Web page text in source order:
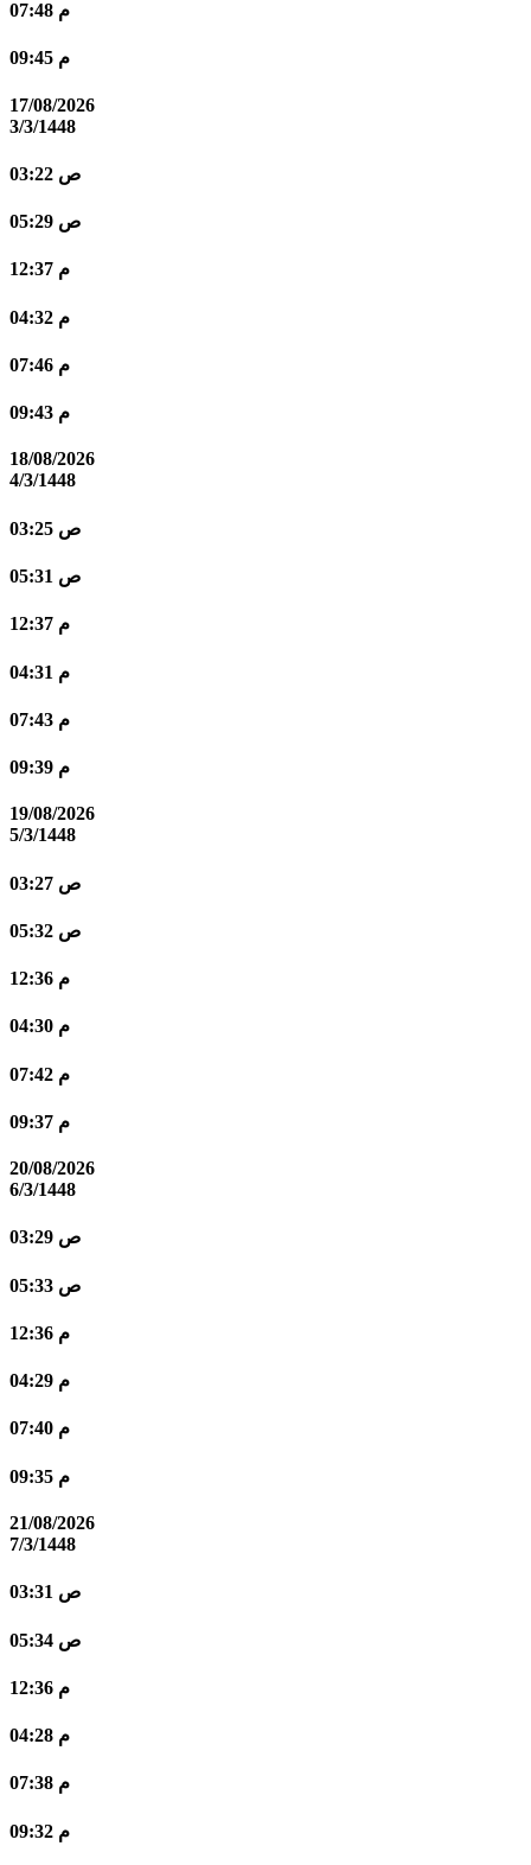
07:48 م
09:45 م
17/08/2026
3/3/1448
03:22 ص
05:29 ص
12:37 م
04:32 م
07:46 م
09:43 م
18/08/2026
4/3/1448
03:25 ص
05:31 ص
12:37 م
04:31 م
07:43 م
09:39 م
19/08/2026
5/3/1448
03:27 ص
05:32 ص
12:36 م
04:30 م
07:42 م
09:37 م
20/08/2026
6/3/1448
03:29 ص
05:33 ص
12:36 م
04:29 م
07:40 م
09:35 م
21/08/2026
7/3/1448
03:31 ص
05:34 ص
12:36 م
04:28 م
07:38 م
09:32 م